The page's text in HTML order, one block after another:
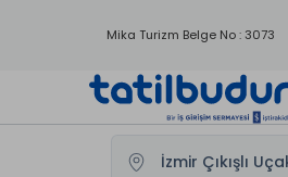
Mika Turizm Belge No : 3073